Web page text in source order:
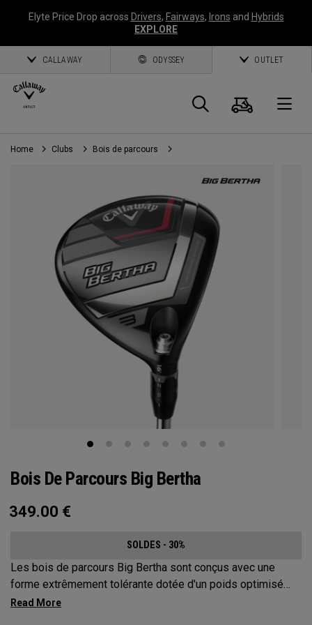
Elyte Price Drop across Drivers, Fairways, Irons and Hybrids
EXPLORE
CALLAWAY ODYSSEY OUTLET
Panier
Home Clubs Bois de parcours
Bois De Parcours Big Bertha
349.00 €
SOLDES - 30%
Les bois de parcours Big Bertha sont conçus avec une
forme extrêmement tolérante dotée d'un poids optimisé
pour les joueurs qui souhaitent réduire leur slice et frapper